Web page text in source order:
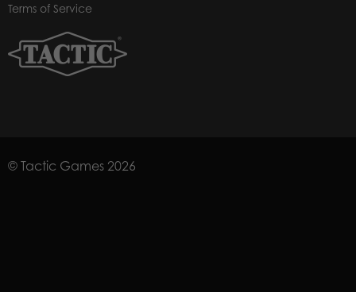
Terms of Service
© Tactic Games 2026